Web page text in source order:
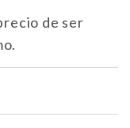
de ser